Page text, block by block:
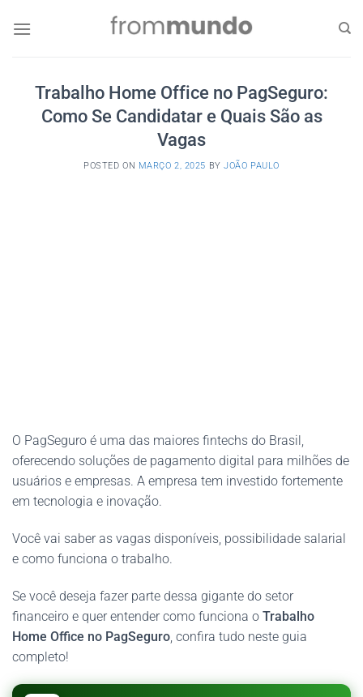
Trabalho Home Office no PagSeguro:
Como Se Candidatar e Quais São as
Vagas
POSTED ON MARÇO 2, 2025 BYJOÃO PAULO
O PagSeguro é uma das maiores fintechs do Brasil,
oferecendo soluções de pagamento digital para milhões de
usuários e empresas. A empresa tem investido fortemente
em tecnologia e inovação.
Você vai saber as vagas disponíveis, possibilidade salarial
e como funciona o trabalho.
Se você deseja fazer parte dessa gigante do setor
financeiro e quer entender como funciona o Trabalho
Home Office no PagSeguro , confira tudo neste guia
completo!